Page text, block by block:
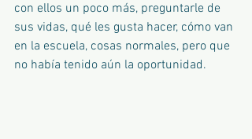
con ellos un poco más, preguntarle de
sus vidas, qué les gusta hacer, cómo van
en la escuela, cosas normales, pero que
no había tenido aún la oportunidad.